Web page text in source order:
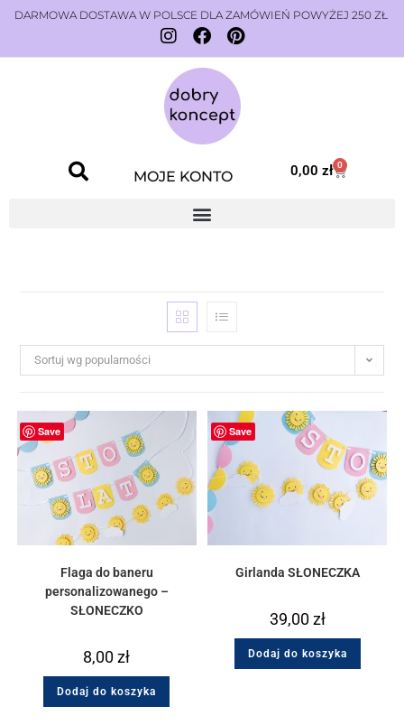
DARMOWA DOSTAWA W POLSCE DLA ZAMÓWIEŃ POWYŻEJ 250 ZŁ
MOJE KONTO 0,00zł 0
Sortuj wg popularności
Save
Flaga do baneru
personalizowanego –
SŁONECZKO
8,00zł
Dodaj do koszyka
Save
Girlanda SŁONECZKA
39,00zł
Dodaj do koszyka